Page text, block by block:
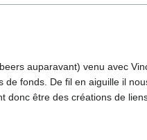
auparavant) venu avec
fonds. De fil en aiguille il
être des créations de